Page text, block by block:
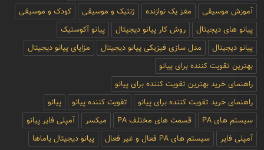
آموزش موسیقی
مغز یک نوازنده ژنتیک و موسیقی
کودک و موسیقی
پیانو های دیجیتال
روش کار پیانو دیجیتال
پیانو آکوستیک
پیانو دیجیتال
مدل سازی فیزیکی پیانو دیجیتال
مزایای پیانو دیجیتال
بهترین تقویت کننده برای پیانو
راهنمای خرید بهترین تقویت کننده برای پیانو
راهنمای خرید تقویت کننده برای پیانو
تقویت کننده پیانو
پیانو
سیستم های PA
قسمت های مختلف PA میکسر
آمپلی فایر پیانو
آمپلی فایر
سیستم های PA فعال و غیر فعال
پیانو دیجیتال یاماها